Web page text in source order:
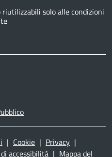
solo alle condizioni
| Cookie | Privacy |
accessibilità | Mappa del